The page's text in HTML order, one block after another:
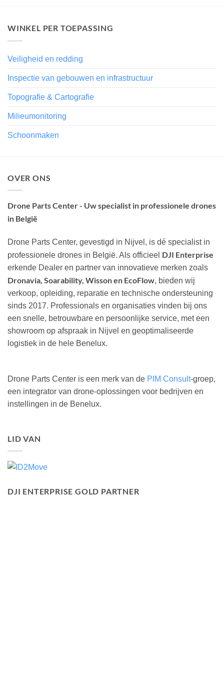
WINKEL PER TOEPASSING
Veiligheid en redding
Inspectie van gebouwen en infrastructuur
Topografie & Cartografie
Milieumonitoring
Schoonmaken
OVER ONS
Drone Parts Center - Uw specialist in professionele drones
in België
Drone Parts Center, gevestigd in Nijvel, is dé specialist in
professionele drones in België. Als officieel DJI Enterprise
erkende Dealer en partner van innovatieve merken zoals
Dronavia, Soarability, Wisson en EcoFlow, bieden wij
verkoop, opleiding, reparatie en technische ondersteuning
sinds 2017. Professionals en organisaties vinden bij ons
een snelle, betrouwbare en persoonlijke service, met een
showroom op afspraak in Nijvel en geoptimaliseerde
logistiek in de hele Benelux.
Drone Parts Center is een merk van de PIM Consult-groep,
een integrator van drone-oplossingen voor bedrijven en
instellingen in de Benelux.
LID VAN
DJI ENTERPRISE GOLD PARTNER